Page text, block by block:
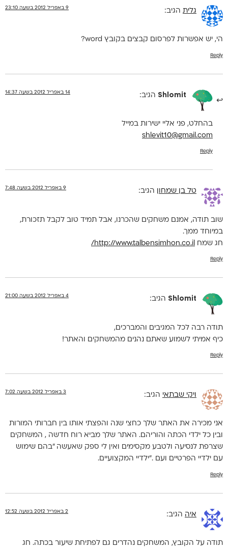
גלית הגיב: 9 באפריל 2012 בשעה 23:10
הי, יש אפשרות לפרסום קבצים בקובץ word?
Reply
Shlomit הגיב: 14 באפריל 2012 בשעה 14:37
בהחלט, פני אליי ישירות במייל
shlevit10@gmail.com
Reply
טל בן שמחון הגיב: 9 באפריל 2012 בשעה 7:48
שוב תודה, אמנם משחקים שהכרנו, אבל תמיד טוב לקבל תזכורת,
במיוחד ממך.
חג שמח
http://www.talbensimhon.co.il/
Reply
Shlomit הגיב: 4 באפריל 2012 בשעה 21:00
תודה רבה לכל המגיבים והמברכים,
כיף אמיתי לשמוע שאתם נהנים מהמשחקים והאתר!
Reply
ויקי שבתאי הגיב: 3 באפריל 2012 בשעה 7:02
אני מכירה את האתר שלך כחצי שנה והפצתי אותו בין חברותי המורות
ובין כל ילדי הכתה והוריהם. האתר שלך מביא רוח חדשה , המשחקים
שצרפת לנסיעה ולטבע מקסימים ואין לי ספק שאעשה "בהם שימוש
עם ילדיי הפרטיים ועם ."ילדיי המקצועיים.
Reply
איה הגיב: 2 באפריל 2012 בשעה 12:52
תודה על הקובץ, המשחקים נהדרים גם לפתיחת שיעור בכתה. חג